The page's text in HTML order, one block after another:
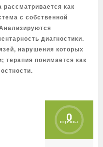
рассматривается как
с собственной
диагностики.
нарушения которых
терапия понимается как
0
оценка